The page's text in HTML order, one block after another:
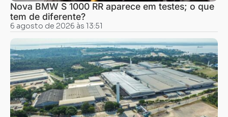
Nova BMW S 1000 RR aparece em testes; o que
tem de diferente?
6 agosto de 2026 às 13:51